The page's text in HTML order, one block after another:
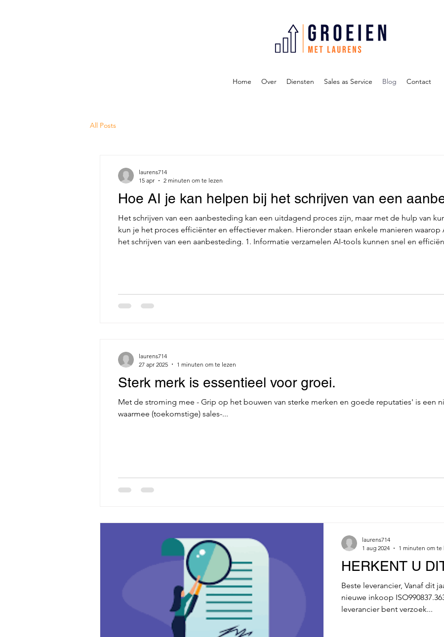
Home Over Diensten Sales as Service Blog Contact
All Posts
Hoe AI je kan helpen bij het schrijven van een
Het schrijven van een aanbesteding kan een uitdagend proces zijn, maar met de hulp van
kun je het proces efficiënter en effectiever maken. Hieronder staan enkele manieren
het schrijven van een aanbesteding. 1. Informatie verzamelen AI-tools kunnen snel en efficiënt relevante informatie
laurens714
15 apr
2 minuten om te lezen
Sterk merk is essentieel voor groei.
Met de stroming mee - Grip op het bouwen van sterke merken en goede reputaties' is een
waarmee (toekomstige) sales-...
laurens714
27 apr 2025
1 minuten om te lezen
HERKENT U
Beste leverancier, Vanaf dit
nieuwe inkoop
leverancier bent verzoek...
laurens714
1 aug 2024
1 minuten om te